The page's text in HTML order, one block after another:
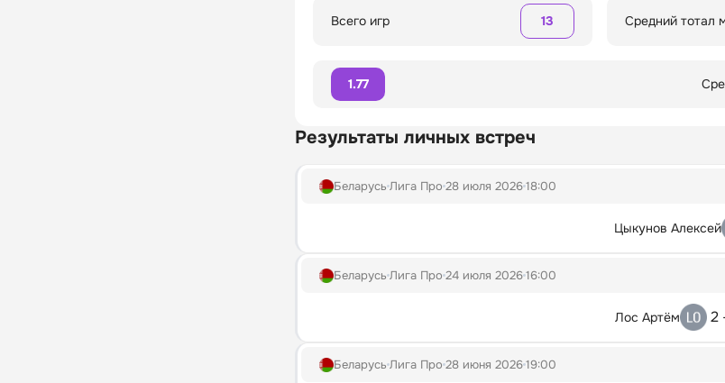
Всего игр 13 Средний тотал
1.77
Результаты личных встреч
Беларусь Лига Про 28 июля 202618:00
Цыкунов Алексей
Беларусь Лига Про 24 июля 202616:00
Лос Артём 2
Беларусь Лига Про 28 июня 202619:00